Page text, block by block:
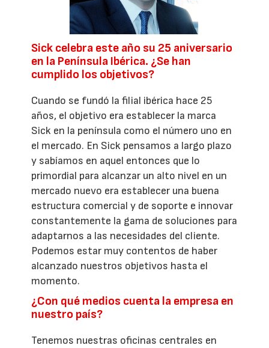
Sick celebra este año su 25 aniversario
en la Península Ibérica. ¿Se han
cumplido los objetivos?
Cuando se fundó la filial ibérica hace 25
años, el objetivo era establecer la marca
Sick en la península como el número uno en
el mercado. En Sick pensamos a largo plazo
y sabíamos en aquel entonces que lo
primordial para alcanzar un alto nivel en un
mercado nuevo era establecer una buena
estructura comercial y de soporte e innovar
constantemente la gama de soluciones para
adaptarnos a las necesidades del cliente.
Podemos estar muy contentos de haber
alcanzado nuestros objetivos hasta el
momento.
¿Con qué medios cuenta la empresa en
nuestro país?
Tenemos nuestras oficinas centrales en